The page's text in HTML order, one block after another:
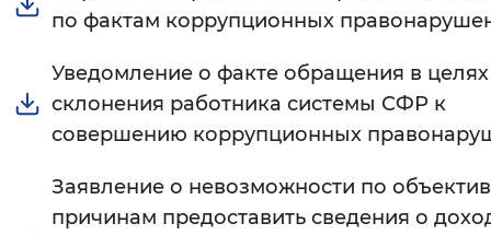
Цвет сайта
Инверсивный
Синий фон
Включены Выключены
по фактам коррупционных
Уведомление о факте обращения в целях
склонения работника системы СФР к
совершению коррупционных
Заявление о невозможности по
причинам предоставить сведения о